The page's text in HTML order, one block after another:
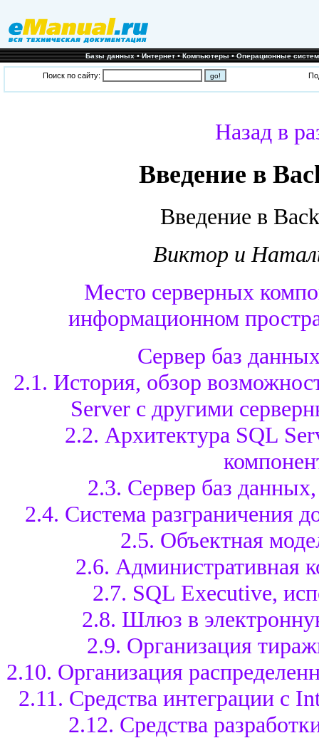
Базы данных•Интернет•Компьютеры•Операционные
Поиск по сайту:
Назад в
Введение в
Введение в
Виктор и
Место серверных
информационном
Сервер баз
2.1. История, обзор
Server с другими
2.2. Архитектура SQL
2.3. Сервер баз
2.4. Система разграничения
2.5. Объектная
2.6. Административная
2.7. SQL Executive,
2.8. Шлюз в
2.9. Организация
2.10. Организация
2.11. Средства интеграции с
2.12. Средства